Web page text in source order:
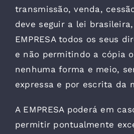
transmissão, venda,
deve seguir a lei
EMPRESA todos os seus
e não permitindo a cópia
nenhuma forma e meio,
expressa e por escrita da
A EMPRESA poderá em
permitir pontualmente